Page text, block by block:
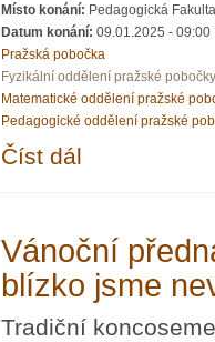
Místo konání: Pedagogická
Datum konání: 09.01.2025 - 09:00
Pražská pobočka
Fyzikální oddělení pražské pobočky
Matematické oddělení pražské
Pedagogické oddělení pražské
Číst dál
Vánoční
blízko jsme
Tradiční